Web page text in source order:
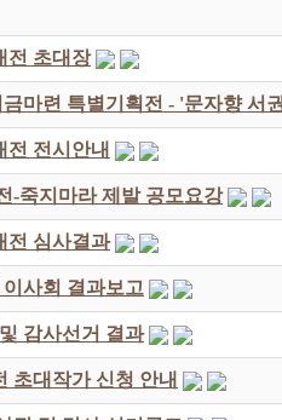
전 초대장
마련 특별기획전 - '문자향 서
전 전시안내
-죽지마라 제발 공모요강
전 심사결과
사회 결과보고
감사선거 결과
초대작가 신청 안내